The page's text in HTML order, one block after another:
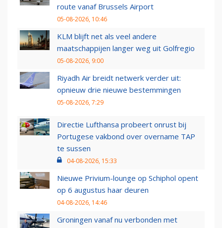
route vanaf Brussels Airport
05-08-2026, 10:46
KLM blijft net als veel andere
maatschappijen langer weg uit Golfregio
05-08-2026, 9:00
Riyadh Air breidt netwerk verder uit:
opnieuw drie nieuwe bestemmingen
05-08-2026, 7:29
Directie Lufthansa probeert onrust bij
Portugese vakbond over overname TAP
te sussen
04-08-2026, 15:33
Nieuwe Privium-lounge op Schiphol opent
op 6 augustus haar deuren
04-08-2026, 14:46
Groningen vanaf nu verbonden met